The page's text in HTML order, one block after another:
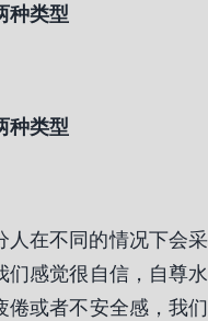
种类型
种类型
人在不同的情况下会采
们感觉很自信，自尊水
倦或者不安全感，我们